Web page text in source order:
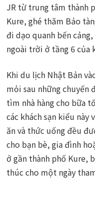
JR từ trung tâm thành
Kure, ghé thăm Bảo
đi dạo quanh bến
ngoài trời ở tầng 6 của
Khi du lịch Nhật Bản
mỏi sau những chuyến
tìm nhà hàng cho bữa
các khách sạn kiểu
ăn và thức uống đều
cho bạn bè, gia đình
ở gần thành phố Kure,
thúc cho một ngày